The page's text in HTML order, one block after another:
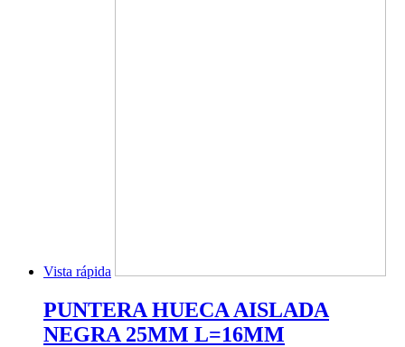
Vista rápida
PUNTERA HUECA AISLADA
NEGRA 25MM L=16MM